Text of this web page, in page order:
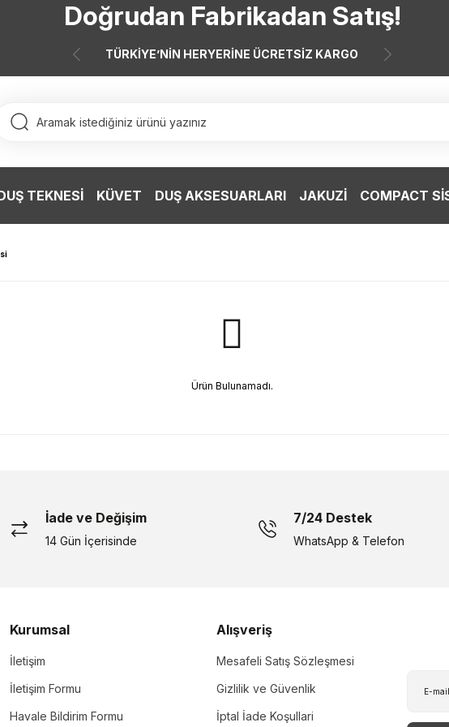
Doğrudan Fabrikadan Satış!
7 Taksit 0 Vade Farkı
Doğrudan Fabrikadan Satış!
TÜRKİYE’NİN HERYERİNE ÜCRETSİZ KARGO
TEKNESİ KÜVET DUŞ AKSESUARLARI JAKUZİ COMPACT
Ürün Bulunamadı.
İade ve Değişim
14 Gün İçerisinde
7/24 Destek
WhatsApp & Telefon
Kurumsal
İletişim
İletişim Formu
Havale Bildirim Formu
Alışveriş
Mesafeli Satış Sözleşmesi
Gizlilik ve Güvenlik
İptal İade Koşullari